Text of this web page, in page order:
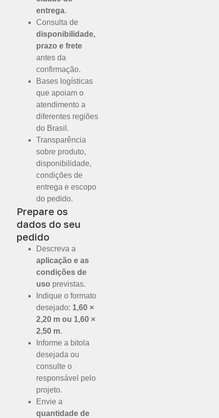
entrega.
Consulta de
disponibilidade,
prazo e frete
antes da
confirmação.
Bases logísticas
que apoiam o
atendimento a
diferentes regiões
do Brasil.
Transparência
sobre produto,
disponibilidade,
condições de
entrega e escopo
do pedido.
Prepare os
dados do seu
pedido
Descreva a
aplicação e as
condições de
uso previstas.
Indique o formato
desejado: 1,60 ×
2,20 m ou 1,60 ×
2,50 m.
Informe a bitola
desejada ou
consulte o
responsável pelo
projeto.
Envie a
quantidade de